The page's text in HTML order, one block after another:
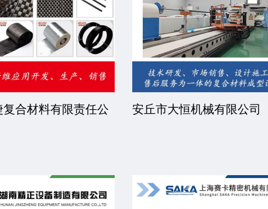
合材料有限责任公
安丘市大恒机械有限公司